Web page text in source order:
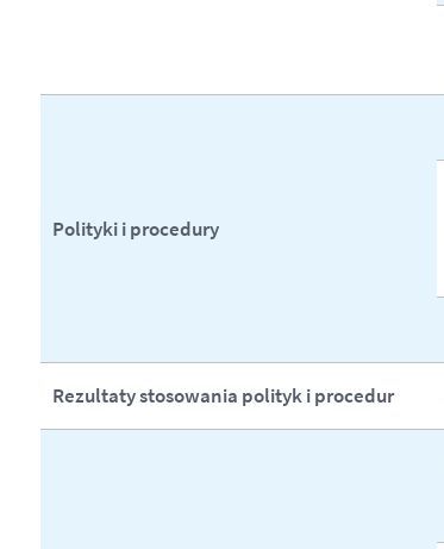
Polityki i procedury
Rezultaty stosowania polityk i procedur